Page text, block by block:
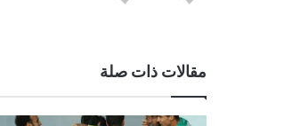
مقالات ذات صلة